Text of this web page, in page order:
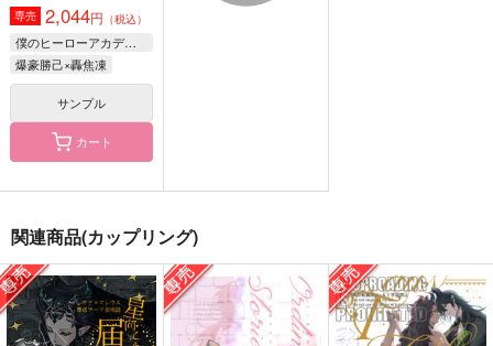
青の洞窟
944円（税込）
マレウス×レオナ
ムゲンノート
787円（税込）
マレウス×レオナ
1,144円（税込）
マレウス×リリア
専売 2,044円 （税込）
僕のヒーローアカデミア
爆豪勝己×轟焦凍
サンプル
カート
関連商品(カップリング)